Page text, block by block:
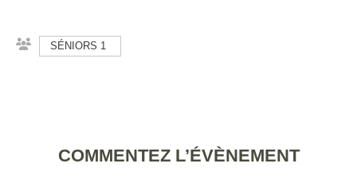
SÉNIORS 1
COMMENTEZ L’ÉVÈNEMENT